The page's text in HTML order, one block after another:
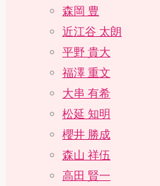
森岡 豊
近江谷 太朗
平野 貴大
福澤 重文
大串 有希
松延 知明
櫻井 勝成
森山 祥伍
高田 賢一